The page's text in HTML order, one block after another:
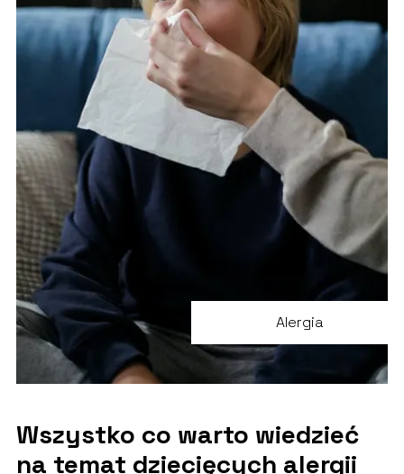
Alergia
Wszystko co warto wiedzieć
na temat dziecięcych alergii